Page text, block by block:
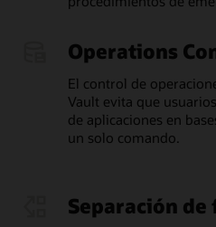
Operations
El control de
Vault evita que
de aplicaciones en
un solo comando.
Separación de